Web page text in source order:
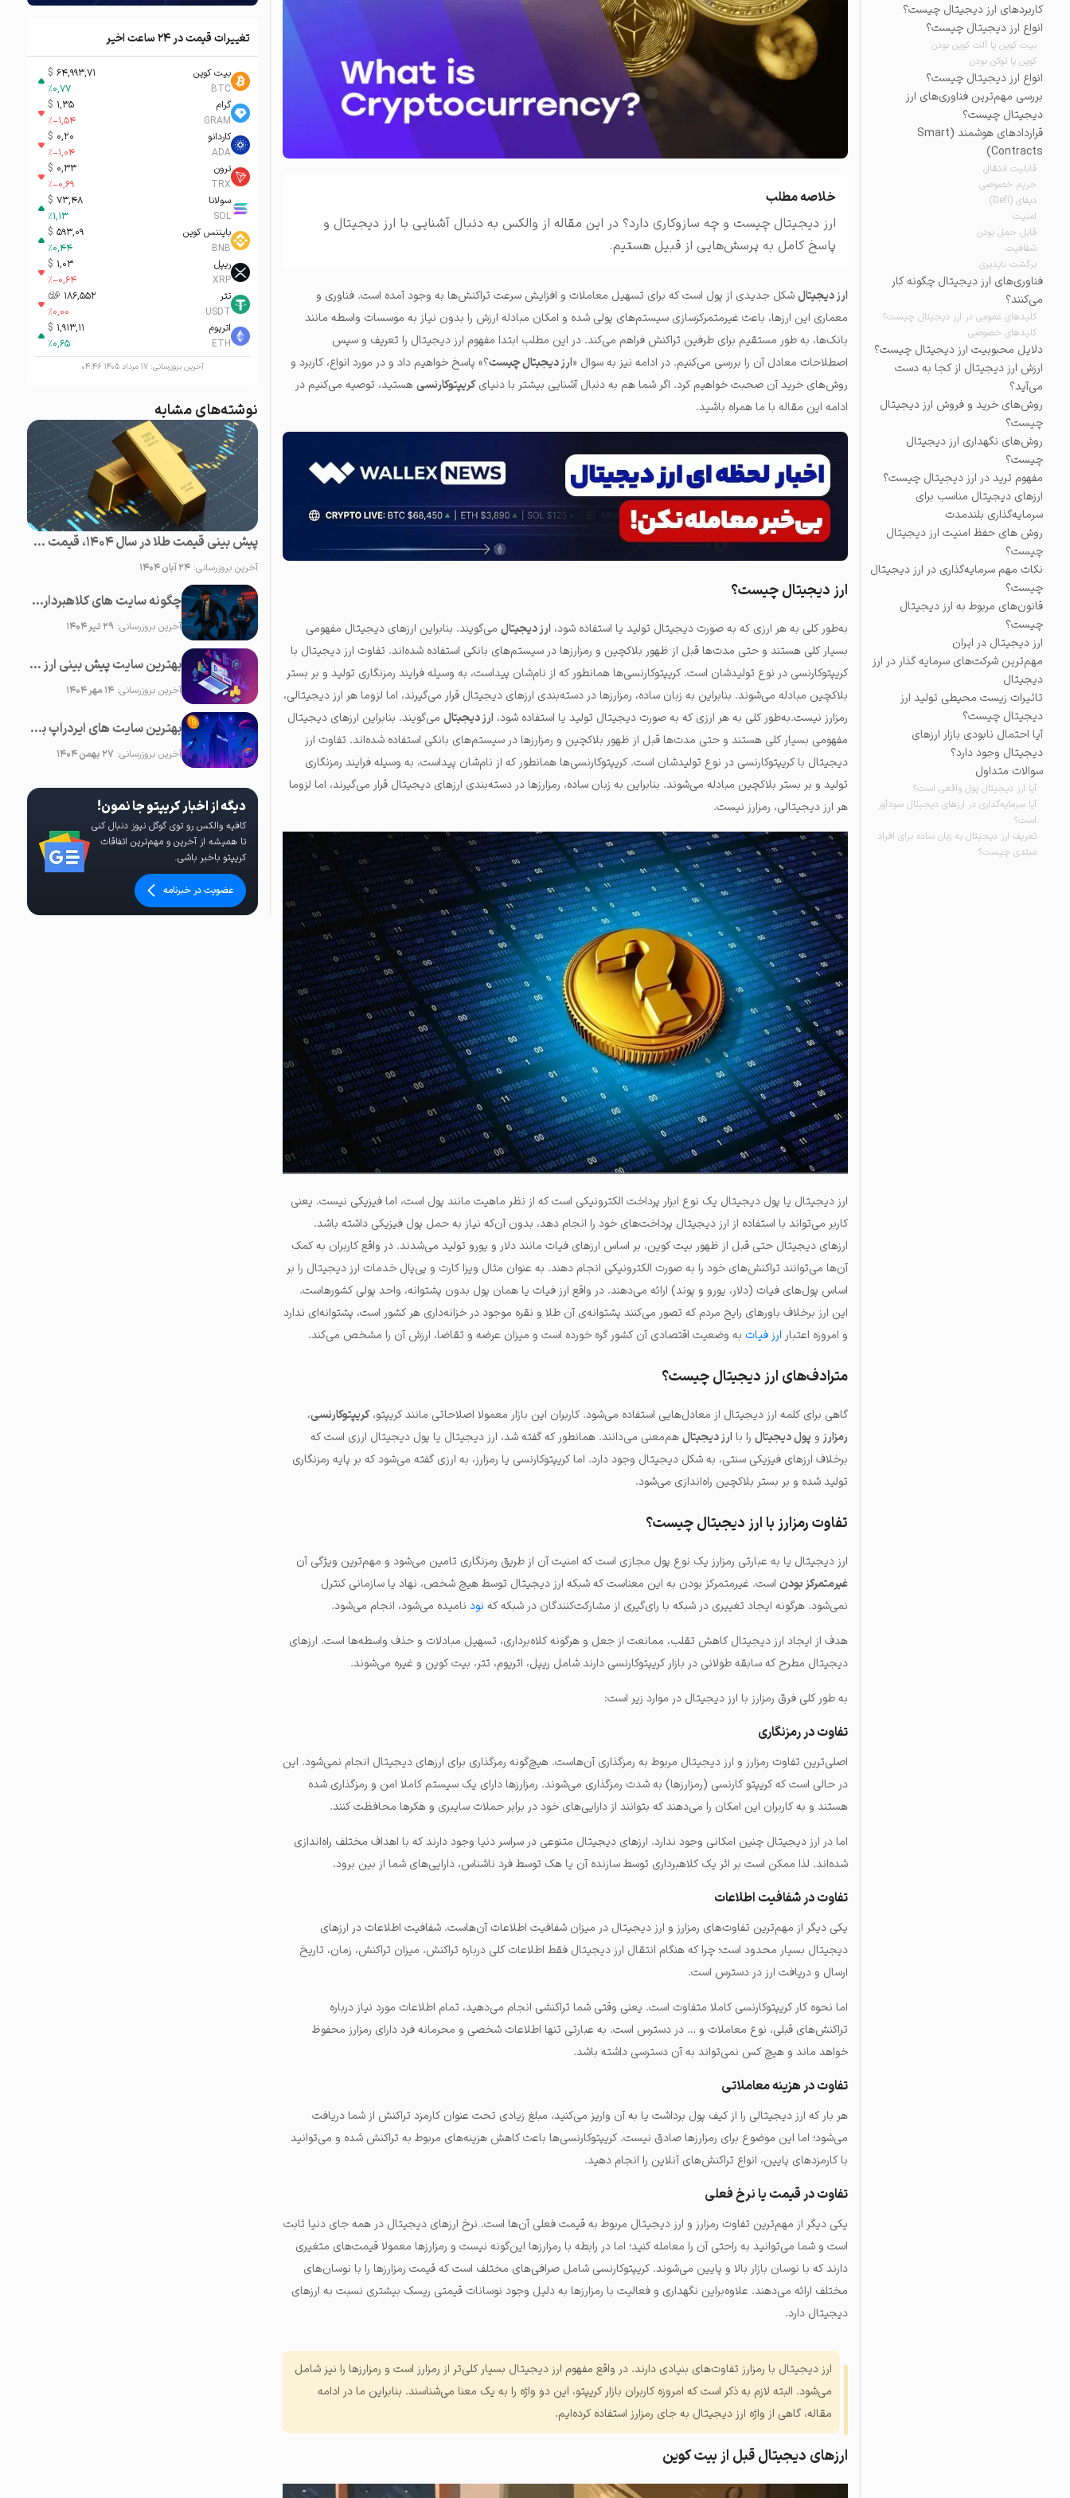
تاریخچه معاملات
مشاهده سفارش‌های باز، معاملات و ...
کاربردهای ارز دیجیتال چیست؟
انواع ارز دیجیتال چیست؟
بیت کوین یا آلت کوین بودن
کوین یا توکن بودن
انواع ارز دیجیتال چیست؟
بررسی مهم‌ترین فناوری‌های ارز
دیجیتال چیست؟
قراردادهای هوشمند (Smart
Contracts)
قابلیت انتقال
حریم خصوصی
دیفای (Defi)
امنیت
قابل حمل بودن
شفافیت
برگشت ناپذیری
فناوری‌های ارز دیجیتال چگونه کار
می‌کنند؟
کلیدهای عمومی در ارز دیجیتال چیست؟
کلیدهای خصوصی
دلایل محبوبیت ارز دیجیتال چیست؟
ارزش ارز دیجیتال از کجا به دست
می‌آید؟
روش‌های خرید و فروش ارز دیجیتال
چیست؟
روش‌های نگهداری ارز دیجیتال
چیست؟
مفهوم ترید در ارز دیجیتال چیست؟
ارزهای دیجیتال مناسب برای
سرمایه‌گذاری بلندمدت
روش های حفظ امنیت ارز دیجیتال
چیست؟
نکات مهم سرمایه‌گذاری در ارز دیجیتال
چیست؟
قانون‌های مربوط به ارز دیجیتال
چیست؟
ارز دیجیتال در ایران
مهم‌ترین شرکت‌های سرمایه گذار در ارز
دیجیتال
تاثیرات زیست محیطی تولید ارز
دیجیتال چیست؟
آیا احتمال نابودی بازار ارزهای
دیجیتال وجود دارد؟
سوالات متداول
آیا ارز دیجیتال پول واقعی است؟
آیا سرمایه‌گذاری در ارزهای دیجیتال سودآور
است؟
تعریف ارز دیجیتال به زبان ساده برای افراد
مبتدی چیست؟
خلاصه مطلب
ارز دیجیتال چیست و چه ساز‌وکاری دارد؟ در این مقاله از والکس به دنبال آشنایی با ارز دیجیتال و
پاسخ کامل به پرسش‌هایی از قبیل هستیم.
ارز دیجیتالشکل جدیدی از پول است که برای تسهیل معاملات و افزایش سرعت تراکنش‌ها به وجود آمده است. فناوری و
معماری این ارزها، باعث غیرمتمرکزسازی سیستم‌های پولی شده و امکان مبادله ارزش را بدون نیاز به موسسات واسطه‌ مانند
بانک‌ها، به طور مستقیم برای طرفین تراکنش فراهم می‌کند. در این مطلب ابتدا مفهوم ارز دیجیتال را تعریف و سپس
اصطلاحات معادل آن را بررسی می‌کنیم. در ادامه نیز به سوال «ارز دیجیتال چیست؟» پاسخ خواهیم داد و در مورد انواع، کاربرد و
روش‌های خرید آن‌ صحبت خواهیم کرد. اگر شما هم به دنبال آشنایی بیشتر با دنیایکریپتوکارنسیهستید، توصیه می‌کنیم در
ادامه این مقاله با ما همراه باشید.
ارز دیجیتال چیست؟
به‌طور کلی به هر ارزی که به صورت دیجیتال تولید یا استفاده شود، ارز دیجیتالمی‌گویند. بنابراین ارزهای دیجیتال مفهومی
بسیار کلی هستند و حتی مدت‌ها قبل از ظهور بلاکچین و رمزارزها در سیستم‌های بانکی استفاده شده‌‌اند. تفاوت ارز دیجیتال با
کریپتوکارنسی در نوع تولیدشان است. کریپتوکارنسی‌ها همانطور که از نام‌شان پیداست، به وسیله فرایند رمزنگاری تولید و بر بستر
بلاکچین مبادله می‌شوند. بنابراین به زبان ساده، رمزارزها در دسته‌بندی ارزهای دیجیتال قرار می‌گیرند، اما لزوما هر ارز دیجیتالی،
رمزارز نیست.به‌طور کلی به هر ارزی که به صورت دیجیتال تولید یا استفاده شود، ارز دیجیتالمی‌گویند. بنابراین ارزهای دیجیتال
مفهومی بسیار کلی هستند و حتی مدت‌ها قبل از ظهور بلاکچین و رمزارزها در سیستم‌های بانکی استفاده شده‌‌اند. تفاوت ارز
دیجیتال با کریپتوکارنسی در نوع تولیدشان است. کریپتوکارنسی‌ها همانطور که از نام‌شان پیداست، به وسیله فرایند رمزنگاری
تولید و بر بستر بلاکچین مبادله می‌شوند. بنابراین به زبان ساده، رمزارزها در دسته‌بندی ارزهای دیجیتال قرار می‌گیرند، اما لزوما
هر ارز دیجیتالی، رمزارز نیست.
ارز دیجیتال یا پول دیجیتال یک نوع ابزار پرداخت الکترونیکی است که از نظر ماهیت مانند پول است، اما فیزیکی نیست. یعنی
کاربر می‌تواند با استفاده از ارز دیجیتال پرداخت‌های خود را انجام دهد، بدون آن‌که نیاز به حمل پول فیزیکی داشته باشد.
ارزهای دیجیتال حتی قبل از ظهور بیت کوین، بر اساس ارزهای فیات مانند دلار و یورو تولید می‌شدند. در واقع کاربران به کمک
آن‌ها می‌توانند تراکنش‌های خود را به صورت الکترونیکی انجام دهند. به عنوان مثال ویزا کارت و پی‌پال خدمات ارز دیجیتال را بر
اساس پول‌های فیات (دلار، یورو و پوند) ارائه می‌دهند. در واقع ارز فیات یا همان پول بدون پشتوانه،‌ واحد پولی کشورهاست.
این ارز برخلاف باورهای رایج مردم که تصور می‌کنند پشتوانه‌ی آن طلا و نقره موجود در خزانه‌داری هر کشور است، پشتوانه‌ای ندارد
و امروزه اعتبار ارز فیاتبه وضعیت اقتصادی آن کشور گره خورده است و میزان عرضه و تقاضا، ارزش آن را مشخص می‌کند.
مترادف‌های ارز دیجیتال چیست؟
گاهی برای کلمه ارز دیجیتال از معادل‌هایی استفاده می‌شود. کاربران این بازار معمولا اصلاحاتی مانند کریپتو،کریپتوکارنسی،
رمزارزو پول دیجیتالرا با ارز دیجیتالهم‌معنی می‌دانند. همانطور که گفته شد، ارز دیجیتال یا پول دیجیتال ارزی است که
برخلاف ارزهای فیزیکی سنتی، به شکل دیجیتال وجود دارد. اما کریپتوکارنسی یا رمزارز، به ارزی گفته می‌شود که بر پایه رمزنگاری
تولید شده و بر بستر بلاکچین راه‌اندازی می‌شود.
تفاوت رمزارز با ارز دیجیتال چیست؟
ارز دیجیتال یا به عبارتی رمزارز یک نوع پول مجازی است که امنیت آن از طریق رمزنگاری تامین می‌شود و مهم‌ترین ویژگی آن
غیرمتمرکز بودناست. غیرمتمرکز بودن به این معناست که شبکه ارز دیجیتال توسط هیچ شخص، نهاد یا سازمانی کنترل
نمی‌شود. هرگونه ایجاد تغییری در شبکه با رای‌گیری از مشارکت‌کنندگان در شبکه که نودنامیده می‌شود، انجام می‌شود.
هدف از ایجاد ارز دیجیتال کاهش تقلب، ممانعت از جعل و هرگونه کلاه‌برداری، تسهیل مبادلات و حذف واسطه‌ها است. ارزهای
دیجیتال مطرح که سابقه طولانی در بازار کریپتوکارنسی دارند شامل ریپل، اتریوم، تتر، بیت کوین و غیره می‌شوند.
به طور کلی فرق رمزارز با ارز دیجیتال در موارد زیر است:
تفاوت در رمزنگاری
اصلی‌ترین تفاوت رمزارز و ارز دیجیتال مربوط به رمزگذاری آن‌هاست. هیچ‌گونه رمزگذاری برای ارزهای دیجیتال انجام نمی‌شود. این
در حالی است که کریپتو کارنسی (رمزارزها) به شدت رمزگذاری می‌شوند. رمزارزها دارای یک سیستم کاملا امن و رمزگذاری شده
هستند و به کاربران این امکان را می‌دهند که بتوانند از دارایی‌های خود در برابر حملات سایبری و هکرها محافظت کنند.
اما در ارز دیجیتال چنین امکانی وجود ندارد. ارزهای دیجیتال متنوعی در سراسر دنیا وجود دارند که با اهداف مختلف راه‌اندازی
شده‌اند. لذا ممکن است بر اثر یک کلاهبرداری توسط سازنده آن یا هک توسط فرد ناشناس، دارایی‌های شما از بین برود.
تفاوت در شفافیت اطلاعات
یکی دیگر از مهم‌ترین تفاوت‌های رمزارز و ارز دیجیتال در میزان شفافیت اطلاعات آن‌هاست. شفافیت اطلاعات در ارزهای
دیجیتال بسیار محدود است؛ چرا که هنگام انتقال ارز دیجیتال فقط اطلاعات کلی درباره تراکنش، میزان تراکنش، زمان، تاریخ
ارسال و دریافت ارز در دسترس است.
اما نحوه کار کریپتوکارنسی کاملا متفاوت است. یعنی وقتی شما تراکنشی انجام می‌دهید، تمام اطلاعات مورد نیاز درباره
تراکنش‌های قبلی، نوع معاملات و … در دسترس است. به عبارتی تنها اطلاعات شخصی و محرمانه فرد دارای رمزارز محفوظ
خواهد ماند و هیچ کس نمی‌تواند به آن دسترسی داشته باشد.
تفاوت در هزینه معاملاتی
هر بار که ارز دیجیتالی را از کیف پول برداشت یا به آن واریز می‌کنید، مبلغ زیادی تحت عنوان کارمزد تراکنش از شما دریافت
می‌شود؛ اما این موضوع برای رمزارزها صادق نیست. کریپتوکارنسی‌ها باعث کاهش هزینه‌های مربوط به تراکنش شده و می‌توانید
با کارمزدهای پایین، انواع تراکنش‌های آنلاین را انجام دهید.
تفاوت در قیمت یا نرخ فعلی
یکی دیگر از مهم‌ترین تفاوت رمزارز و ارز دیجیتال مربوط به قیمت فعلی آن‌ها است. نرخ ارزهای دیجیتال در همه جای دنیا ثابت
است و شما می‌توانید به راحتی آن را معامله کنید؛ اما در رابطه با رمزارزها این‌گونه نیست و رمزارزها معمولا قیمت‌های متغیری
دارند که با نوسان بازار بالا و پایین می‌شوند. کریپتوکارنسی شامل صرافی‌های مختلف است که قیمت رمزارزها را با نوسان‌های
مختلف ارائه می‌دهند. علاوه‌براین نگهداری و فعالیت با رمزارزها به دلیل وجود نوسانات قیمتی ریسک بیشتری نسبت به ارزهای
دیجیتال دارد.
ارز دیجیتال با رمزارز تفاوت‌های بنیادی دارند. در واقع مفهوم ارز دیجیتال بسیار کلی‌تر از رمزارز است و رمزارزها را نیز شامل
می‌شود. البته لازم به ذکر است که امروزه کاربران بازار کریپتو، این دو واژه را به یک معنا می‌شناسند. بنابراین ما در ادامه
مقاله، گاهی از واژه ارز دیجیتال به جای رمزارز استفاده کرده‌ایم.
ارزهای دیجیتال قبل از بیت کوین
تغییرات قیمت در ۲۴ ساعت اخیر
بیت کوین
BTC
64,993,71
$
%0,77
گرام
GRAM
1,35
$
%-1,54
کاردانو
ADA
0,20
$
%-1,04
ترون
TRX
0,33
$
%-0,69
سولانا
SOL
73,48
$
%1,13
بایننس کوین
BNB
593,09
$
%0,44
ریپل
XRP
1,03
$
%-0,64
تتر
USDT
186,552 تومان-ء
%0,00
اتریوم
ETH
1,913,11
$
%0,65
آخرین بروزرسانی:۱۷ مرداد ۱۴۰۵ ۰۴:۴۶
نوشته‌های مشابه
پیش بینی قیمت طلا در سال 1404، قیمت طلا روبه افزایش است یا کاهش؟
آخرین بروزرسانی: ۲۴ آبان ۱۴۰۴
چگونه سایت های کلاهبرداری یا فیشینگ ارز دیجیتال را شناسایی کنیم؟
آخرین بروزرسانی:۲۹ تیر ۱۴۰۴
بهترین سایت پیش بینی ارز دیجیتال؛ ۲0 سایت برتر تحلیل کریپتو
آخرین بروزرسانی:۱۴ مهر ۱۴۰۴
بهترین سایت های ایردراپ برای کسب ارز دیجیتال رایگان (آپدیت 2025)
آخرین بروزرسانی:۲۷ بهمن ۱۴۰۴
دیگه از اخبار کریپتو جا نمون!
کافیه والکس رو توی گوگل نیوز دنبال کنی
تا همیشه از آخرین و مهم‌ترین اتفاقات
کریپتو باخبر باشی.
عضویت در خبرنامه